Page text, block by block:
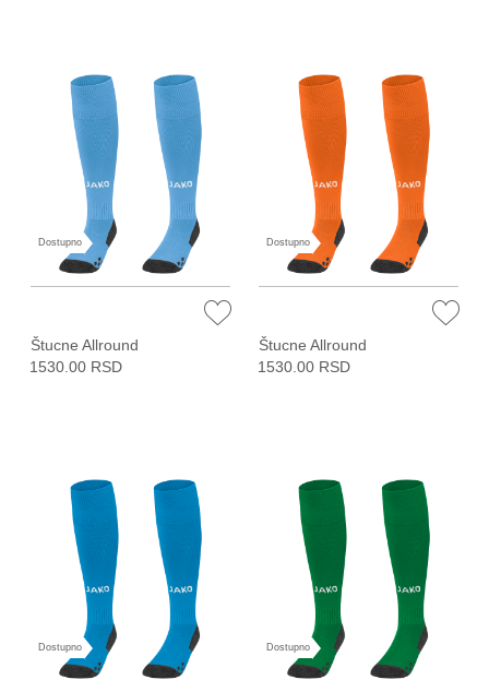
Dostupno
Štucne Allround
1530.00 RSD
Dostupno
Štucne Allround
1530.00 RSD
Dostupno Dostupno